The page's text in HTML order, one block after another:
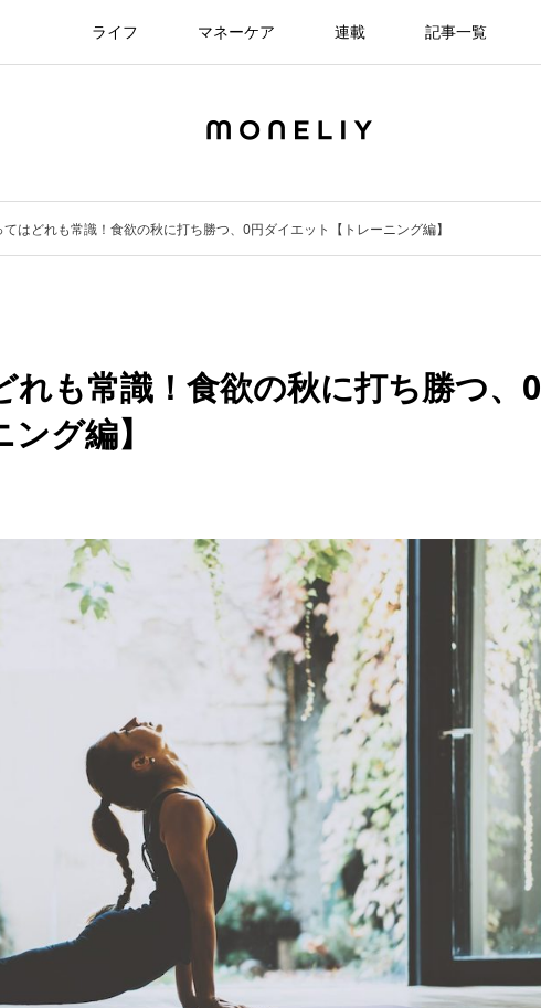
ライフ マネーケア 連載 記事一覧
はどれも常識！食欲の秋に打ち勝つ、0円ダイエット【トレーニング編】
も常識！食欲の秋に打ち勝つ、0
グ編】